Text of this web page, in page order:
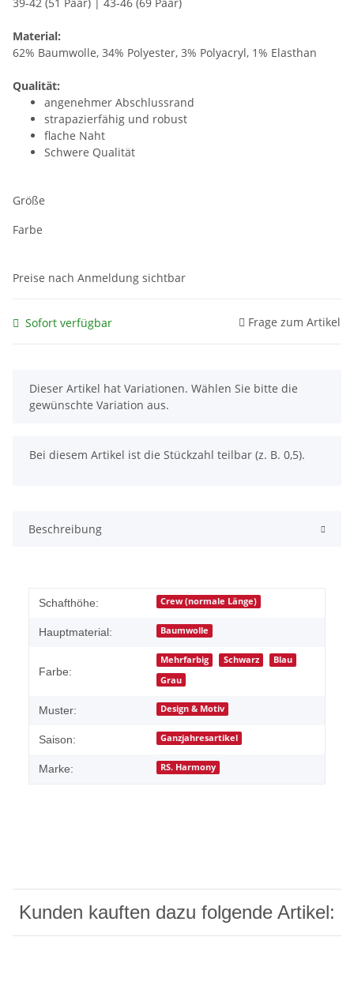
Material:
62% Baumwolle, 34% Polyester, 3% Polyacryl, 1% Elasthan
Qualität:
angenehmer Abschlussrand
strapazierfähig und robust
flache Naht
Schwere Qualität
Größe
Farbe
Preise nach Anmeldung sichtbar
Sofort verfügbar Frage zum Artikel
x
Dieser Artikel hat Variationen. Wählen Sie bitte die
gewünschte Variation aus.
x
Bei diesem Artikel ist die Stückzahl teilbar (z. B. 0,5).
Beschreibung
Schafthöhe: Crew (normale Länge)
Hauptmaterial: Baumwolle
Farbe:
Mehrfarbig Schwarz
Blau
Grau
Muster: Design & Motiv
Saison: Ganzjahresartikel
Marke: RS. Harmony
Kunden kauften dazu folgende Artikel: